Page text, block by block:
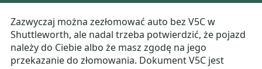
Zazwyczaj można zezłomować auto bez V5C w
Shuttleworth, ale nadal trzeba potwierdzić, że pojazd
należy do Ciebie albo że masz zgodę na jego
przekazanie do złomowania. Dokument V5C jest